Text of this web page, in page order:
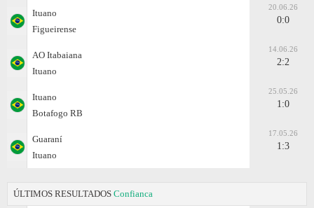
Ituano
Figueirense
20.06.26
0:0
AO Itabaiana
Ituano
14.06.26
2:2
Ituano
Botafogo RB
25.05.26
1:0
Guaraní
Ituano
17.05.26
1:3
ÚLTIMOS RESULTADOS Confianca